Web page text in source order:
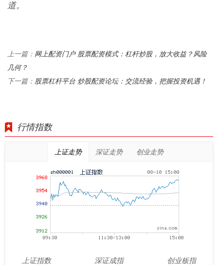
道。
上一篇： 网上配资门户 股票配资模式：杠杆炒股，放大收益？风险
几何？
下一篇： 股票杠杆平台 炒股配资论坛：交流经验，把握投资机遇！
行情指数
上证走势 深证走势 创业走势
上证指数
深证成指
创业板指